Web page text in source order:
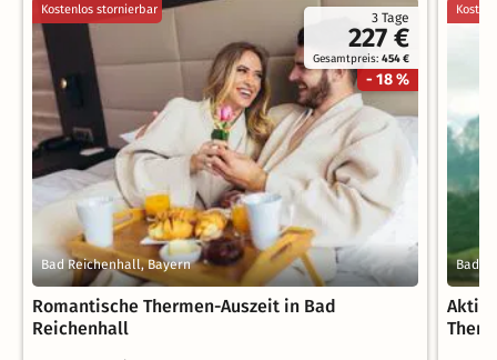
3 Tage
227 €
Gesamtpreis:454 €
- 18 %
Kostenlos stornierbar
Bad Reichenhall, Bayern
Romantische Thermen-Auszeit in Bad
Reichenhall
Bad